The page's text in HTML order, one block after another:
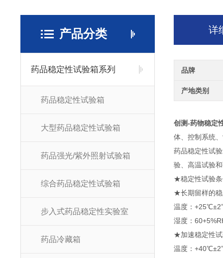
产品分类
药品稳定性试验箱系列
药品稳定性试验箱
大型药品稳定性试验箱
药品强光/紫外照射试验箱
综合药品稳定性试验箱
步入式药品稳定性实验室
药品冷藏箱
详
品牌
产地类别
创测-药物稳定
体、控制系统
药品稳定性试
验、高温试验
★稳定性试验
★长期留样的
温度：
湿度：
★加速稳定性
温度：